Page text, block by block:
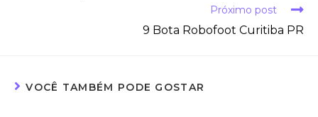
Próximo post
9 Bota Robofoot Curitiba PR
VOCÊ TAMBÉM PODE GOSTAR